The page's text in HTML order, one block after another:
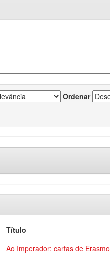
Ordenar
Título
Ao Imperador: cartas de Erasmo